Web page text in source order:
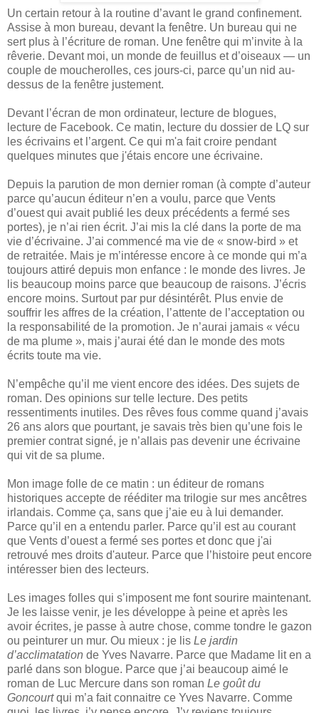
Un certain retour à la routine d’avant le grand confinement.
Assise à mon bureau, devant la fenêtre. Un bureau qui ne
sert plus à l’écriture de roman. Une fenêtre qui m’invite à la
rêverie. Devant moi, un monde de feuillus et d’oiseaux — un
couple de moucherolles, ces jours-ci, parce qu’un nid au-
dessus de la fenêtre justement.
Devant l’écran de mon ordinateur, lecture de blogues,
lecture de Facebook. Ce matin, lecture du dossier de LQ sur
les écrivains et l’argent. Ce qui m'a fait croire pendant
quelques minutes que j'étais encore une écrivaine.
Depuis la parution de mon dernier roman (à compte d’auteur
parce qu’aucun éditeur n’en a voulu, parce que Vents
d’ouest qui avait publié les deux précédents a fermé ses
portes), je n’ai rien écrit. J’ai mis la clé dans la porte de ma
vie d’écrivaine. J’ai commencé ma vie de « snow-bird » et
de retraitée. Mais je m’intéresse encore à ce monde qui m’a
toujours attiré depuis mon enfance : le monde des livres. Je
lis beaucoup moins parce que beaucoup de raisons. J’écris
encore moins. Surtout par pur désintérêt. Plus envie de
souffrir les affres de la création, l’attente de l’acceptation ou
la responsabilité de la promotion. Je n’aurai jamais « vécu
de ma plume », mais j’aurai été dan le monde des mots
écrits toute ma vie.
N’empêche qu’il me vient encore des idées. Des sujets de
roman. Des opinions sur telle lecture. Des petits
ressentiments inutiles. Des rêves fous comme quand j’avais
26 ans alors que pourtant, je savais très bien qu’une fois le
premier contrat signé, je n’allais pas devenir une écrivaine
qui vit de sa plume.
Mon image folle de ce matin : un éditeur de romans
historiques accepte de rééditer ma trilogie sur mes ancêtres
irlandais. Comme ça, sans que j’aie eu à lui demander.
Parce qu’il en a entendu parler. Parce qu’il est au courant
que Vents d’ouest a fermé ses portes et donc que j'ai
retrouvé mes droits d'auteur. Parce que l’histoire peut encore
intéresser bien des lecteurs.
Les images folles qui s’imposent me font sourire maintenant.
Je les laisse venir, je les développe à peine et après les
avoir écrites, je passe à autre chose, comme tondre le gazon
ou peinturer un mur. Ou mieux : je lis Le jardin
d’acclimatation de Yves Navarre. Parce que Madame lit en a
parlé dans son blogue. Parce que j’ai beaucoup aimé le
roman de Luc Mercure dans son roman Le goût du
Goncourtqui m’a fait connaitre ce Yves Navarre. Comme